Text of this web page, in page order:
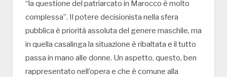
“la questione del patriarcato in Marocco è molto
complessa”. Il potere decisionista nella sfera
pubblica è priorità assoluta del genere maschile, ma
in quella casalinga la situazione è ribaltata e il tutto
passa in mano alle donne. Un aspetto, questo, ben
rappresentato nell’opera e che è comune alla